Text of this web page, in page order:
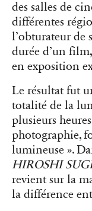
des salles de
différentes
l’obturateur de
durée d’un
en exposition
Le résultat fut
totalité de la
plusieurs
photographie,
lumineuse ».
HIROSHI
revient sur la
la différence